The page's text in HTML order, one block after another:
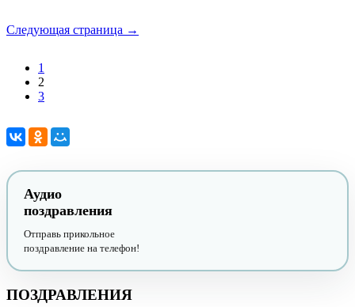
Следующая страница →
1
2
3
Аудио
поздравления
Отправь прикольное
поздравление на телефон!
ПОЗДРАВЛЕНИЯ